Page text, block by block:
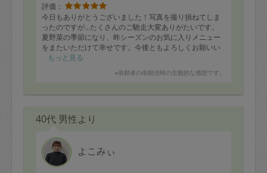
評価：
今日もありがとうございました！写真を撮り損ねてしま
ったのですが…たくさんのご馳走大変ありがたいです。
夏野菜の季節になり、昨シーズンのお気に入りメニュー
をまたいただけて幸せです。今後ともよろしくお願いい
たします。
もっと見る
※依頼者の依頼当時の主観的な感想です。
40代 男性より
よこみぃ